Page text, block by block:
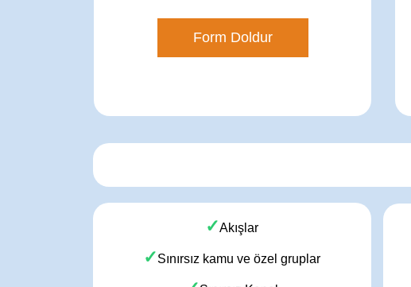
Form Doldur
✓Akışlar
✓Sınırsız kamu ve özel gruplar